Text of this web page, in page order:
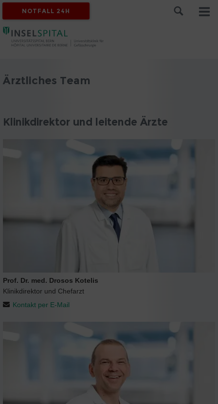
NOTFALL 24H
Ärztliches Team
Klinikdirektor und leitende Ärzte
Prof. Dr. med. Drosos Kotelis
Klinikdirektor und Chefarzt
Kontakt per E-Mail